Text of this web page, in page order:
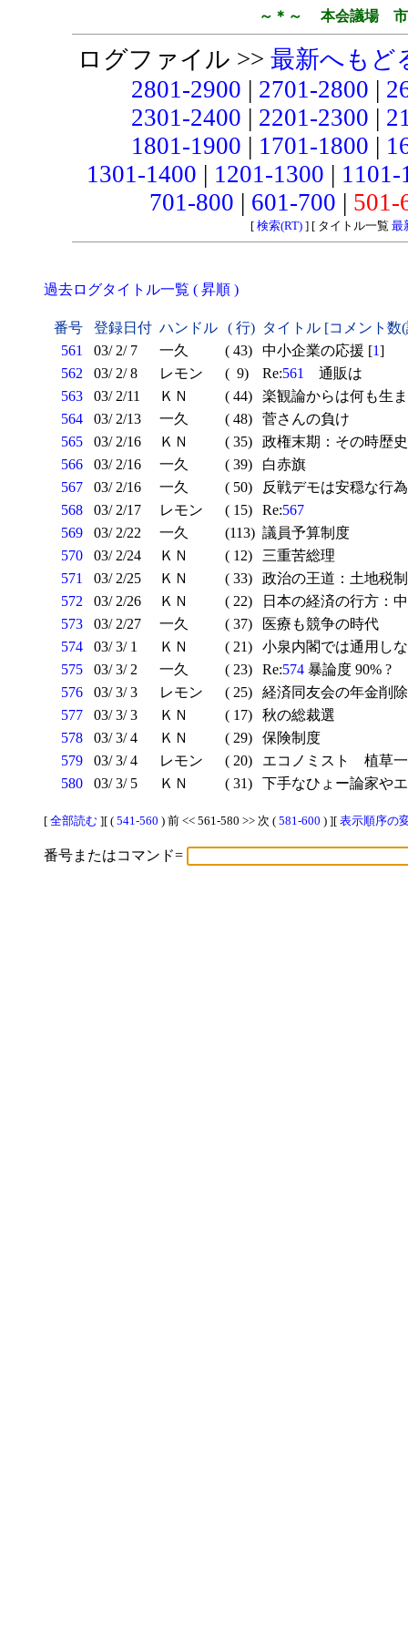
～＊～ 本会議場 市
ログファイル >> 最新へもど
2801-2900 | 2701-2800 |
2301-2400 | 2201-2300 |
1801-1900 | 1701-1800 |
1301-1400 | 1201-1300 |
701-800 | 601-700 |
[ 検索(RT)] [ タイトル一覧 最
過去ログタイトル一覧 ( 昇順 )
番号 登録日付 ハンドル ( 行) タイトル [コメント数
561
03/ 2/ 7 一久 ( 43) 中小企業の応援 [1]
562
03/ 2/ 8 レモン ( 9) Re:561
通販は
563
03/ 2/11 ＫＮ ( 44)
楽観論からは何も生
564
03/ 2/13 一久 ( 48)
菅さんの負け
565
03/ 2/16 ＫＮ ( 35)
政権末期：その時歴
566
03/ 2/16 一久 ( 39)
白赤旗
567
03/ 2/16 一久 ( 50)
反戦デモは安穏な行
568
03/ 2/17 レモン ( 15) Re:567
569
03/ 2/22 一久 (113) 議員予算制度
570
03/ 2/24 ＫＮ ( 12)
三重苦総理
571
03/ 2/25 ＫＮ ( 33)
政治の王道：土地税制
572
03/ 2/26 ＫＮ ( 22)
日本の経済の行方：
573
03/ 2/27 一久 ( 37)
医療も競争の時代
574
03/ 3/ 1 ＫＮ ( 21)
小泉内閣では通用し
575
03/ 3/ 2 一久 ( 23) Re:574 暴論度 90% ?
576
03/ 3/ 3 レモン ( 25)
経済同友会の年金削
577
03/ 3/ 3 ＫＮ ( 17)
秋の総裁選
578
03/ 3/ 4 ＫＮ ( 29)
保険制度
579
03/ 3/ 4 レモン ( 20)
エコノミスト 植草
580
03/ 3/ 5 ＫＮ ( 31) 下手なひょー論家や
[ 全部読む ][ ( 541-560 ) 前 << 561-580 >> 次 ( 581-600 ) ][ 表示順序の
番号またはコマンド=